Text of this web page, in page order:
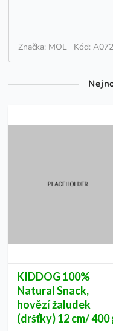
Značka: MOL Kód:
KIDDOG 100%
Natural Snack,
hovězí žaludek
(dršťky) 12 cm/ 400